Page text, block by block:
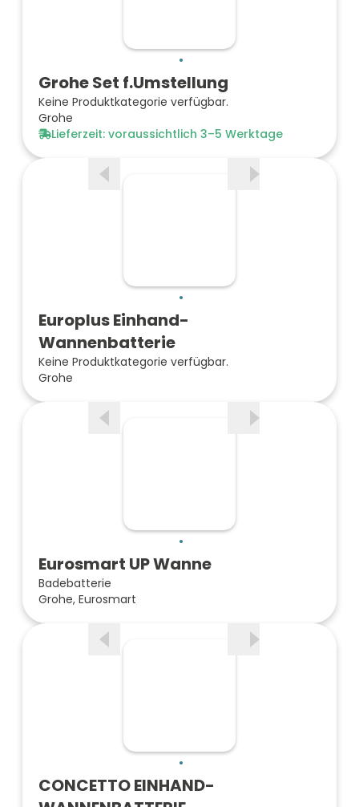
Grohe Set f.Umstellung
Keine Produktkategorie verfügbar.
Grohe
Lieferzeit: voraussichtlich 3–5 Werktage
Europlus Einhand-
Wannenbatterie
Keine Produktkategorie verfügbar.
Grohe
Eurosmart UP Wanne
Badebatterie
Grohe, Eurosmart
CONCETTO EINHAND-